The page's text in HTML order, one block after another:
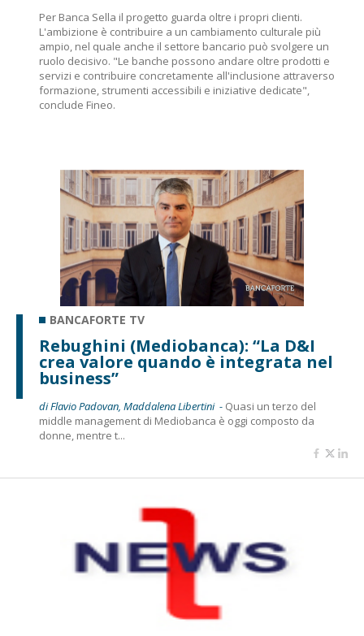
Per Banca Sella il progetto guarda oltre i propri clienti.
L'ambizione è contribuire a un cambiamento culturale più
ampio, nel quale anche il settore bancario può svolgere un
ruolo decisivo. "Le banche possono andare oltre prodotti e
servizi e contribuire concretamente all'inclusione attraverso
formazione, strumenti accessibili e iniziative dedicate",
conclude Fineo.
BANCAFORTE TV
Rebughini (Mediobanca): “La D&I
crea valore quando è integrata nel
business”
di Flavio Padovan, Maddalena Libertini - Quasi un terzo del
middle management di Mediobanca è oggi composto da
donne, mentre t...